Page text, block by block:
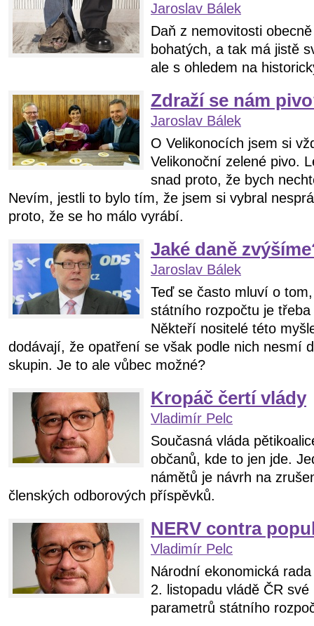
Jaroslav Bálek
Daň z nemovitosti
bohatých, a tak má jistě
ale s ohledem na
Zdraží se nám
Jaroslav Bálek
O Velikonocích jsem si
Velikonoční zelené pivo.
snad proto, že bych
Nevím, jestli to bylo tím, že jsem si vybral
proto, že se ho málo vyrábí.
Jaké daně
Jaroslav Bálek
Teď se často mluví o
státního rozpočtu je
Někteří nositelé této
dodávají, že opatření se však podle nich nesmí
skupin. Je to ale vůbec možné?
Kropáč čertí vlády
Vladimír Pelc
Současná vláda
občanů, kde to jen jde.
námětů je návrh na
členských odborových příspěvků.
NERV contra
Vladimír Pelc
Národní ekonomická
2. listopadu vládě ČR
parametrů státního